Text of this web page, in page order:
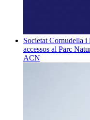
Societat Cornudella i
accessos al Parc
ACN